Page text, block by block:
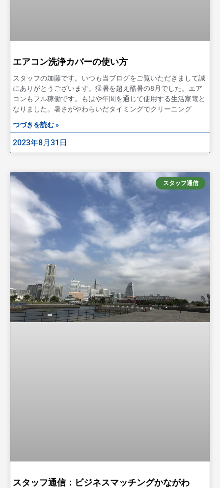
エアコン洗浄カバーの使い方
スタッフの加藤です。いつも当ブログをご覧いただきまして誠
にありがとうございます。猛暑を超え酷暑の8月でした。エア
コンもフル稼働です。もはや年間を通じて使用する生活家電と
なりました。暑さがやわらいだタイミングでクリーニング
つづきを読む »
2023年8月31日
スタッフ通信
スタッフ通信：ビジネスマッチングかながわ